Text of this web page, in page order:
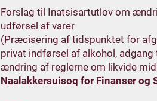
Forslag til Inatsisartutlov om
udførsel af varer
(Præcisering af tidspunktet for
privat indførsel af alkohol,
ændring af reglerne om likvide
Naalakkersuisoq for Finanser og